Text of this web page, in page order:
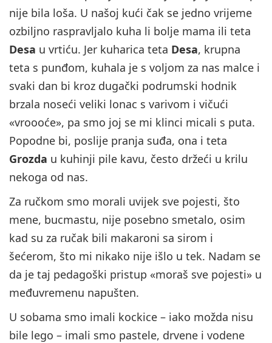
nije bila loša. U našoj kući čak se jedno vrijeme
ozbiljno raspravljalo kuha li bolje mama ili teta
Desa u vrtiću. Jer kuharica teta Desa, krupna
teta s punđom, kuhala je s voljom za nas malce i
svaki dan bi kroz dugački podrumski hodnik
brzala noseći veliki lonac s varivom i vičući
«vroooće», pa smo joj se mi klinci micali s puta.
Popodne bi, poslije pranja suđa, ona i teta
Grozda u kuhinji pile kavu, često držeći u krilu
nekoga od nas.
Za ručkom smo morali uvijek sve pojesti, što
mene, bucmastu, nije posebno smetalo, osim
kad su za ručak bili makaroni sa sirom i
šećerom, što mi nikako nije išlo u tek. Nadam se
da je taj pedagoški pristup «moraš sve pojesti» u
međuvremenu napušten.
U sobama smo imali kockice – iako možda nisu
bile lego – imali smo pastele, drvene i vodene